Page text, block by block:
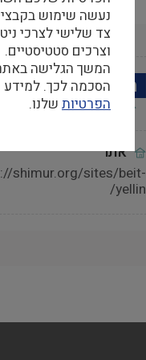
מידע למבקר
אתר
shimur.org/sites/beit-
yellin/
צד שלישי לצרכי
וצרכים סטטיסטיים.
המשך הגלישה באתר
הסכמה לכך. למידע
הפרטיות שלנו.